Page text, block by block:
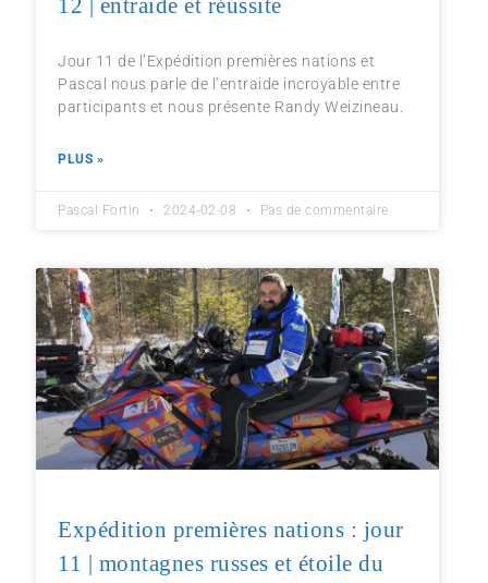
12 | entraide et réussite
Jour 11 de l’Expédition premières nations et
Pascal nous parle de l’entraide incroyable entre
participants et nous présente Randy Weizineau.
PLUS »
Pascal Fortin 2024-02-08 Pas de commentaire
Expédition premières nations : jour
11 | montagnes russes et étoile du